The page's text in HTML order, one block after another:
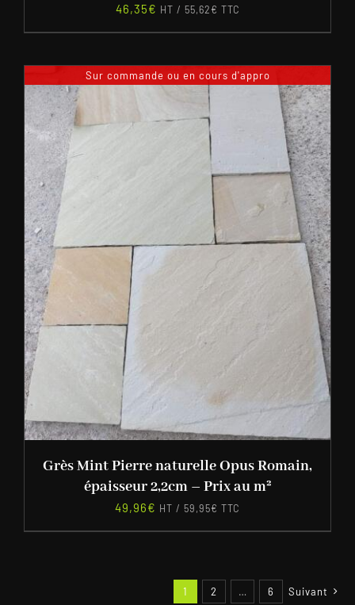
46,35€ HT / 55,62€ TTC
Sur commande ou en cours d'appro
Grès Mint Pierre naturelle Opus Romain,
épaisseur 2,2cm – Prix au m²
49,96€ HT / 59,95€ TTC
1 2 … 6 Suivant